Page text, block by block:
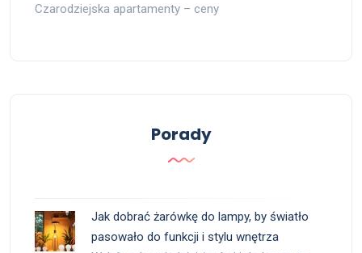
Czarodziejska apartamenty – ceny
Porady
Jak dobrać żarówkę do lampy, by światło
pasowało do funkcji i stylu wnętrza